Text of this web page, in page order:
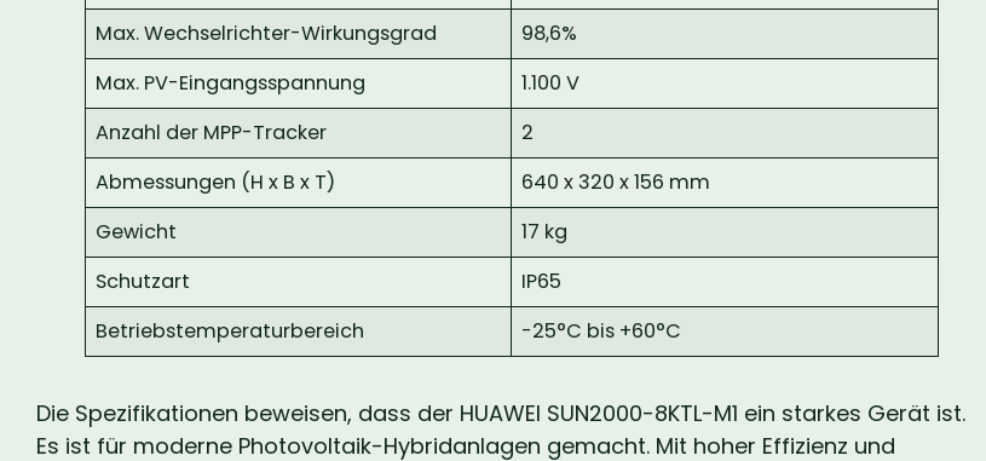
Max. Wechselrichter-Wirkungsgrad
98,6%
Max. PV-Eingangsspannung
1.100 V
Anzahl der MPP-Tracker
2
Abmessungen (H x B x T)
640 x 320 x 156 mm
Gewicht
17 kg
Schutzart
IP65
Betriebstemperaturbereich
-25°C bis +60°C
Die Spezifikationen beweisen, dass der HUAWEI SUN2000-8KTL-M1 ein starkes Gerät ist.
Es ist für moderne Photovoltaik-Hybridanlagen gemacht. Mit hoher Effizienz und